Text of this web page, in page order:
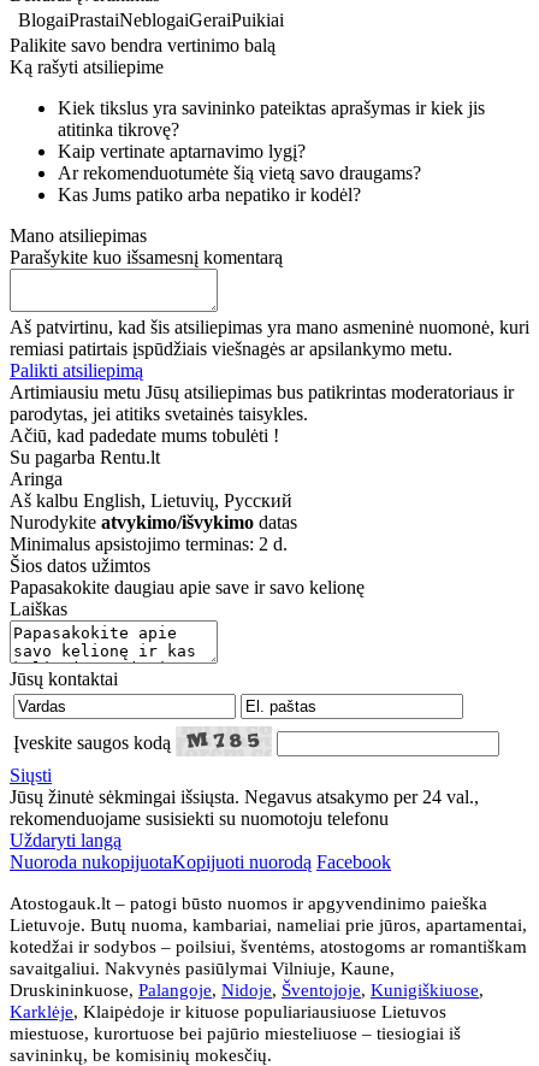
BlogaiPrastaiNeblogaiGeraiPuikiai
Palikite savo bendra vertinimo balą
Ką rašyti atsiliepime
Kiek tikslus yra savininko pateiktas aprašymas ir kiek jis
atitinka tikrovę?
Kaip vertinate aptarnavimo lygį?
Ar rekomenduotumėte šią vietą savo draugams?
Kas Jums patiko arba nepatiko ir kodėl?
Mano atsiliepimas
Parašykite kuo išsamesnį komentarą
Aš patvirtinu, kad šis atsiliepimas yra mano asmeninė nuomonė, kuri
remiasi patirtais įspūdžiais viešnagės ar apsilankymo metu.
Palikti atsiliepimą
Artimiausiu metu Jūsų atsiliepimas bus patikrintas moderatoriaus ir
parodytas, jei atitiks svetainės taisykles.
Ačiū, kad padedate mums tobulėti !
Su pagarba Rentu.lt
Aringa
Aš kalbu English, Lietuvių, Русский
Nurodykite atvykimo/išvykimo datas
Minimalus apsistojimo terminas: 2 d.
Šios datos užimtos
Papasakokite daugiau apie save ir savo kelionę
Laiškas
Jūsų kontaktai
Įveskite saugos kodą
Siųsti
Jūsų žinutė sėkmingai išsiųsta. Negavus atsakymo per 24 val.,
rekomenduojame susisiekti su nuomotoju telefonu
Uždaryti langą
Nuoroda nukopijuotaKopijuoti nuorodą Facebook
Atostogauk.lt – patogi būsto nuomos ir apgyvendinimo paieška
Lietuvoje. Butų nuoma, kambariai, nameliai prie jūros, apartamentai,
kotedžai ir sodybos – poilsiui, šventėms, atostogoms ar romantiškam
savaitgaliui. Nakvynės pasiūlymai Vilniuje, Kaune,
Druskininkuose, Palangoje, Nidoje, Šventojoje, Kunigiškiuose,
Karklėje, Klaipėdoje ir kituose populiariausiuose Lietuvos
miestuose, kurortuose bei pajūrio miesteliuose – tiesiogiai iš
savininkų, be komisinių mokesčių.